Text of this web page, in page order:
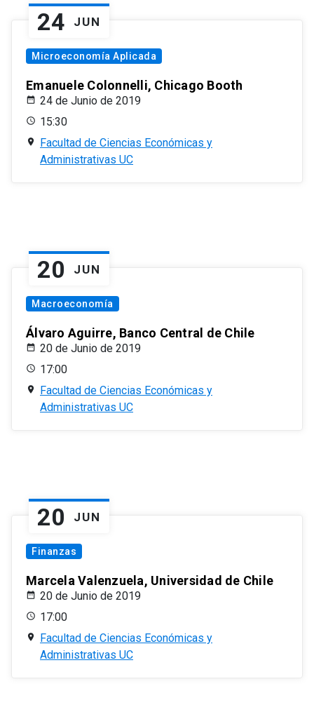
24 JUN
Microeconomía Aplicada
Emanuele Colonnelli, Chicago Booth
24 de Junio de 2019
15:30
Facultad de Ciencias Económicas y
Administrativas UC
20 JUN
Macroeconomía
Álvaro Aguirre, Banco Central de Chile
20 de Junio de 2019
17:00
Facultad de Ciencias Económicas y
Administrativas UC
20 JUN
Finanzas
Marcela Valenzuela, Universidad de Chile
20 de Junio de 2019
17:00
Facultad de Ciencias Económicas y
Administrativas UC